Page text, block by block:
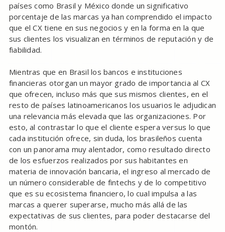
países como Brasil y México donde un significativo
porcentaje de las marcas ya han comprendido el impacto
que el CX tiene en sus negocios y en la forma en la que
sus clientes los visualizan en términos de reputación y de
fiabilidad.
Mientras que en Brasil los bancos e instituciones
financieras otorgan un mayor grado de importancia al CX
que ofrecen, incluso más que sus mismos clientes, en el
resto de países latinoamericanos los usuarios le adjudican
una relevancia más elevada que las organizaciones. Por
esto, al contrastar lo que el cliente espera versus lo que
cada institución ofrece, sin duda, los brasileños cuenta
con un panorama muy alentador, como resultado directo
de los esfuerzos realizados por sus habitantes en
materia de innovación bancaria, el ingreso al mercado de
un número considerable de fintechs y de lo competitivo
que es su ecosistema financiero, lo cual impulsa a las
marcas a querer superarse, mucho más allá de las
expectativas de sus clientes, para poder destacarse del
montón.